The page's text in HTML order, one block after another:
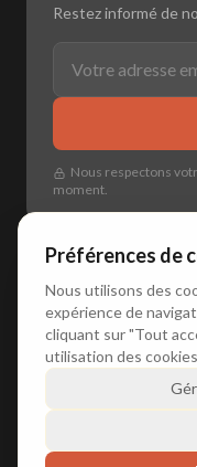
Restez informé de
Nous respectons
moment.
🇳🇱 Nederlands 🇬🇧
Préférences de
Nous utilisons des
expérience de
cliquant sur "Tout
utilisation des